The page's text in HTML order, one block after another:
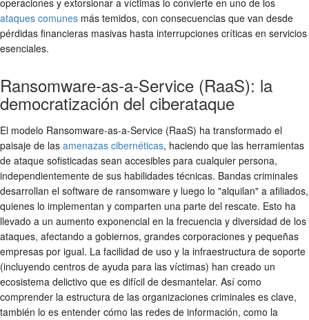
ataques comunes más temidos, con consecuencias que van desde
pérdidas financieras masivas hasta interrupciones críticas en servicios
esenciales.
Ransomware-as-a-Service (RaaS): la
democratización del ciberataque
El modelo Ransomware-as-a-Service (RaaS) ha transformado el
paisaje de las amenazas cibernéticas, haciendo que las herramientas
de ataque sofisticadas sean accesibles para cualquier persona,
independientemente de sus habilidades técnicas. Bandas criminales
desarrollan el software de ransomware y luego lo "alquilan" a afiliados,
quienes lo implementan y comparten una parte del rescate. Esto ha
llevado a un aumento exponencial en la frecuencia y diversidad de los
ataques, afectando a gobiernos, grandes corporaciones y pequeñas
empresas por igual. La facilidad de uso y la infraestructura de soporte
(incluyendo centros de ayuda para las víctimas) han creado un
ecosistema delictivo que es difícil de desmantelar. Así como
comprender la estructura de las organizaciones criminales es clave,
también lo es entender cómo las redes de información, como la